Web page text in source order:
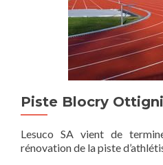
Piste Blocry
Lesuco SA vient de
rénovation de la piste